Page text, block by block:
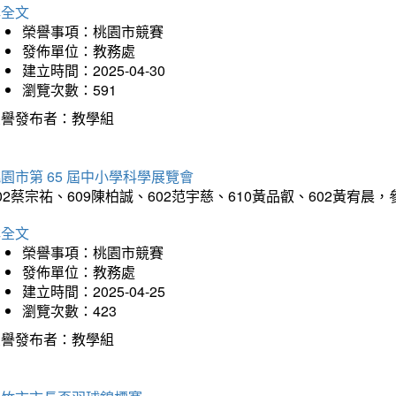
文
榮譽事項：桃園市競賽
發佈單位：教務處
建立時間：2025-04-30
瀏覽次數：591
發布者：教學組
市第 65 屆中小學科學展覽會
蔡宗祐、609陳柏誠、602范宇慈、610黃品叡、602黃宥晨
文
榮譽事項：桃園市競賽
發佈單位：教務處
建立時間：2025-04-25
瀏覽次數：423
發布者：教學組